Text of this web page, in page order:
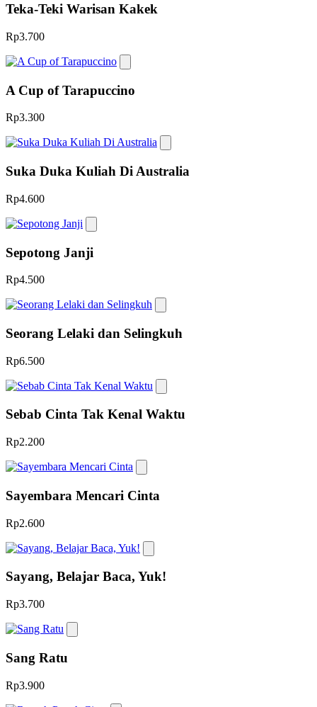
Teka-Teki Warisan Kakek
Rp3.700
A Cup of Tarapuccino
Rp3.300
Suka Duka Kuliah Di Australia
Rp4.600
Sepotong Janji
Rp4.500
Seorang Lelaki dan Selingkuh
Rp6.500
Sebab Cinta Tak Kenal Waktu
Rp2.200
Sayembara Mencari Cinta
Rp2.600
Sayang, Belajar Baca, Yuk!
Rp3.700
Sang Ratu
Rp3.900